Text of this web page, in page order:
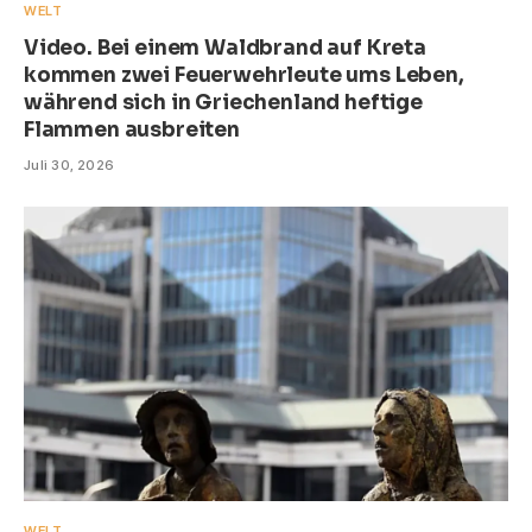
WELT
Video. Bei einem Waldbrand auf Kreta
kommen zwei Feuerwehrleute ums Leben,
während sich in Griechenland heftige
Flammen ausbreiten
Juli 30, 2026